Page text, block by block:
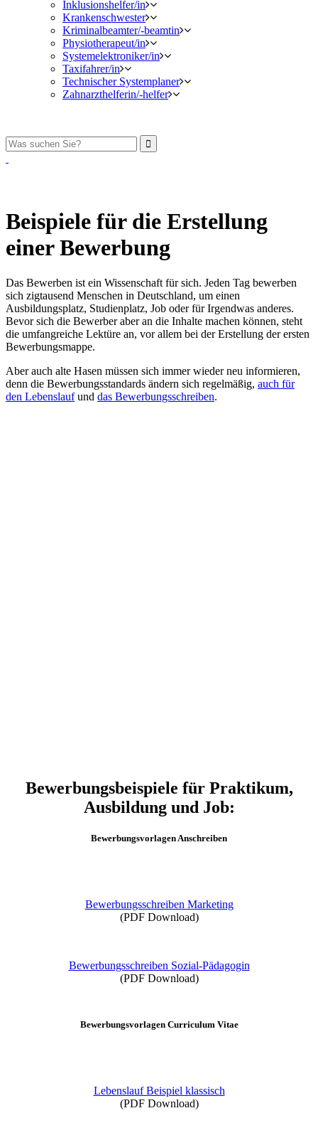
Inklusionshelfer/in
Krankenschwester
Kriminalbeamter/-beamtin
Physiotherapeut/in
Systemelektroniker/in
Taxifahrer/in
Technischer Systemplaner
Zahnarzthelferin/-helfer
Beispiele für die Erstellung
einer Bewerbung
Das Bewerben ist ein Wissenschaft für sich. Jeden Tag bewerben
sich zigtausend Menschen in Deutschland, um einen
Ausbildungsplatz, Studienplatz, Job oder für Irgendwas anderes.
Bevor sich die Bewerber aber an die Inhalte machen können, steht
die umfangreiche Lektüre an, vor allem bei der Erstellung der ersten
Bewerbungsmappe.
Aber auch alte Hasen müssen sich immer wieder neu informieren,
denn die Bewerbungsstandards ändern sich regelmäßig, auch für
den Lebenslaufund das Bewerbungsschreiben.
Bewerbungsbeispiele für Praktikum,
Ausbildung und Job:
Bewerbungsvorlagen Anschreiben
Bewerbungsschreiben Marketing
(PDF Download)
Bewerbungsschreiben Sozial-Pädagogin
(PDF Download)
Bewerbungsvorlagen Curriculum Vitae
Lebenslauf Beispiel klassisch
(PDF Download)